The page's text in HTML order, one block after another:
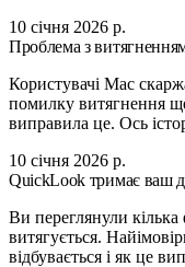
10 січня 2026 р.
Проблема з
Користувачі Mac
помилку витягнення
виправила це. Ось
10 січня 2026 р.
QuickLook тримає ваш
Ви переглянули
витягується.
відбувається і як це